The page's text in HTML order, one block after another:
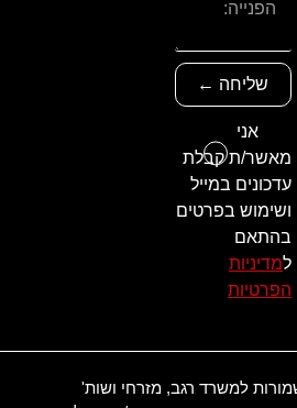
אני
מאשר/ת קבלת
עדכונים במייל
ושימוש בפרטים
בהתאם
למדיניות
הפרטיות
שליחה ←
למשרד רגב, מזרחי ושות'